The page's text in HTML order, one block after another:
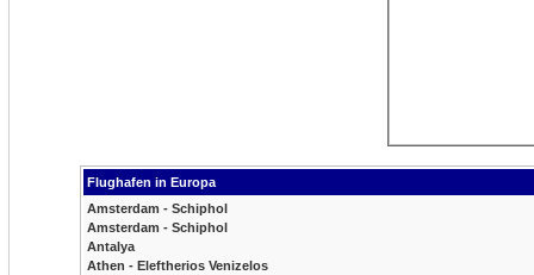
Flughafen in Europa
Amsterdam - Schiphol
Amsterdam - Schiphol
Antalya
Athen - Eleftherios Venizelos